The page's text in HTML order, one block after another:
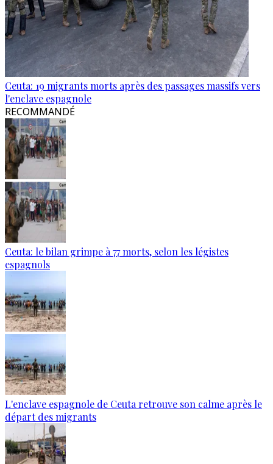
Ceuta: 19 migrants morts après des passages massifs vers
l'enclave espagnole
RECOMMANDÉ
Ceuta: le bilan grimpe à 77 morts, selon les légistes
espagnols
L'enclave espagnole de Ceuta retrouve son calme après le
départ des migrants